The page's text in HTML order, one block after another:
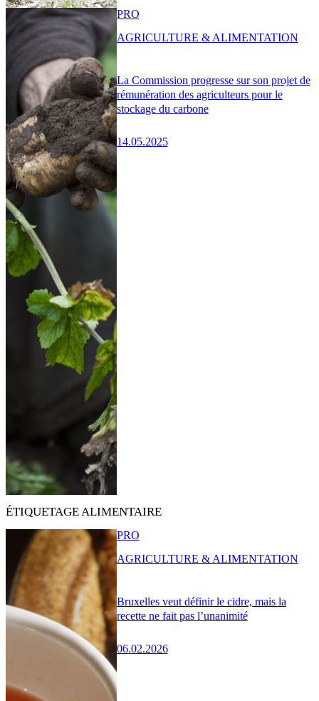
La Commission progresse sur son projet de
rémunération des agriculteurs pour le
stockage du carbone
14.05.2025
PRO
AGRICULTURE & ALIMENTATION
ÉTIQUETAGE ALIMENTAIRE
Bruxelles veut définir le cidre, mais la
recette ne fait pas l’unanimité
06.02.2026
PRO
AGRICULTURE & ALIMENTATION